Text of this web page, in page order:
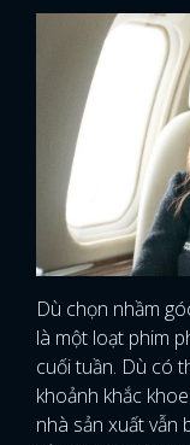
Dù chọn nhầm
là một loạt phim
cuối tuần. Dù có
khoảnh khắc
nhà sản xuất vẫn